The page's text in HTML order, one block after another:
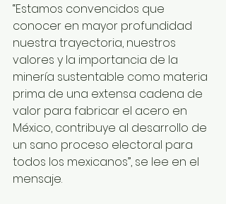
“Estamos convencidos que
conocer en mayor profundidad
nuestra trayectoria, nuestros
valores y la importancia de la
minería sustentable como materia
prima de una extensa cadena de
valor para fabricar el acero en
México, contribuye al desarrollo de
un sano proceso electoral para
todos los mexicanos”, se lee en el
mensaje.